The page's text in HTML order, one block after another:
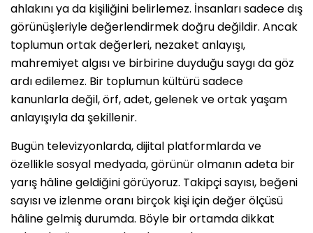
ahlakını ya da kişiliğini belirlemez. İnsanları sadece dış
görünüşleriyle değerlendirmek doğru değildir. Ancak
toplumun ortak değerleri, nezaket anlayışı,
mahremiyet algısı ve birbirine duyduğu saygı da göz
ardı edilemez. Bir toplumun kültürü sadece
kanunlarla değil, örf, adet, gelenek ve ortak yaşam
anlayışıyla da şekillenir.
Bugün televizyonlarda, dijital platformlarda ve
özellikle sosyal medyada, görünür olmanın adeta bir
yarış hâline geldiğini görüyoruz. Takipçi sayısı, beğeni
sayısı ve izlenme oranı birçok kişi için değer ölçüsü
hâline gelmiş durumda. Böyle bir ortamda dikkat